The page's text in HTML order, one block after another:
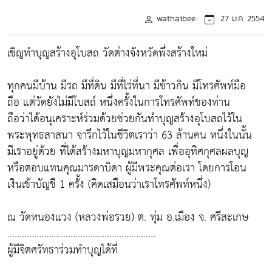
wathaibee 27 ม.ค. 2554
เชิญทำบุญสร้างอุโบสถ วัดต่างจังหวัดพึ่งสร้างใหม่
ทุกคนมีบ้าน มีรถ มีที่ดิน มีที่ไร่ที่นา มีข้าวกิน มีโทรศัพท์มือ
ถือ แต่วัดยังไม่มีโบสถ์ หนึ่งครั้งในการโทรศัพท์ของท่าน
ถือว่าได้อนุเคราะห์ร่วมด้วยช่วยกันทำบุญสร้างอุโบสถไว้ใน
พระพุทธสาสนา จารึกไว้ในชีวิตเราว่า 63 ล้านคน หนึ่งในนั้น
มีเราอยู่ด้วย ที่ได้สร้างมหาบุญมหากุศล เพื่ออุทิศกุศลผลบุญ
หรือตอบแทนคุณมารดาบิดา ผู้มีพระคุณต่อเรา โดยการโอน
เงินเข้าบัญชี 1 ครั้ง (คิดเสมือนว่าเราโทรศัพท์หนึ่ง)
ณ วัดหนองแวง (หลวงพ่อรวย) ต. ทุ่ม อ.เมือง จ. ศรีสะเกษ
…………………………………………………….
ผู้มีจิตศรัทธาร่วมทำบุญได้ที่